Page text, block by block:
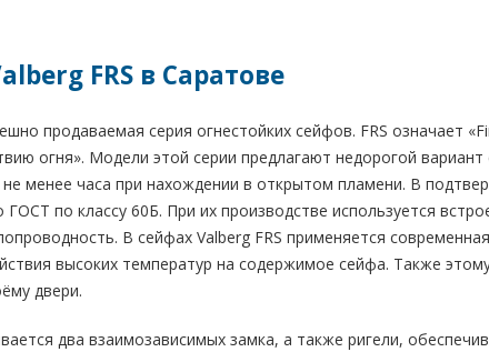
FRS в Саратове
продаваемая серия огнестойких сейфов. FRS означает
огня». Модели этой серии предлагают недорогой
менее часа при нахождении в открытом пламени. В
ГОСТ по классу 60Б. При их производстве используется
В сейфах Valberg FRS применяется
высоких температур на содержимое сейфа. Также
двери.
два взаимозависимых замка, а также ригели,